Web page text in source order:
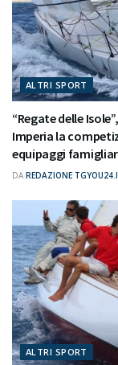
ALTRI SPORT
“Regate delle
Imperia la
equipaggi
DA REDAZIONE
ALTRI SPORT